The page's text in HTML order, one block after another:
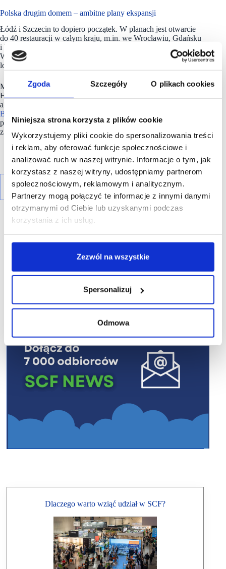
Zgoda Szczegóły O plikach cookies
Niniejsza strona korzysta z plików cookie
Wykorzystujemy pliki cookie do spersonalizowania treści
i reklam, aby oferować funkcje społecznościowe i
analizować ruch w naszej witrynie. Informacje o tym, jak
korzystasz z naszej witryny, udostępniamy partnerom
społecznościowym, reklamowym i analitycznym.
Partnerzy mogą połączyć te informacje z innymi danymi
otrzymanymi od Ciebie lub uzyskanymi podczas
korzystania z ich usług.
Zezwól na wszystkie
Spersonalizuj
Odmowa
Polska drugim domem – ambitne plany ekspansji
Łódź i Szczecin to dopiero początek. W planach jest otwarcie
do 40 restauracji w całym kraju, m.in. we Wrocławiu, Gdańsku
i Warszawie, a sieć będzie rozwijana w modelu franczyzowym.
W samym 2026 roku ma otworzyć się w sumie 5 nowych
lokalizacji na naszej mapie.
Marka ma w planach pojawić się również w innych krajach:
Hiszpanii, Wielkiej Brytanii, Austrii czy Chorwacji,
ale to Polska ma zostać drugim kluczowym rynkiem dla
Burgermeistera
pierwszym rynkiem, na którymBurgermeisterzadebiutuje
z restauracjami typu drive-through.
R E K L A M A
Dlaczego warto wziąć udział w SCF?